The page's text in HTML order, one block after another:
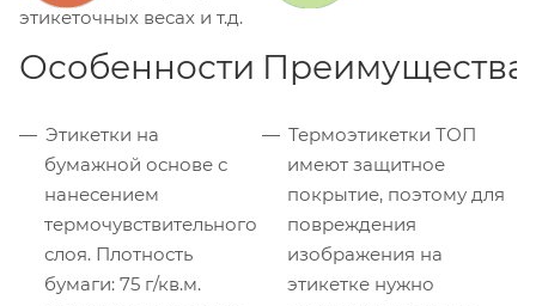
этикеточных весах и т.д.
Особенности
Этикетки на
бумажной основе с
нанесением
термочувствительного
слоя. Плотность
бумаги: 75 г/кв.м.
Преимущества
Термоэтикетки ТОП
имеют защитное
покрытие, поэтому для
повреждения
изображения на
этикетке нужно